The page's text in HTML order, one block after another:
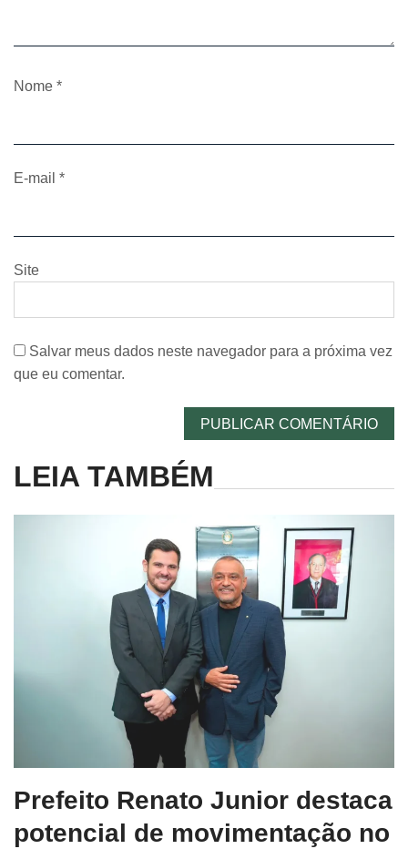
Nome *
E-mail *
Site
Salvar meus dados neste navegador para a próxima vez
que eu comentar.
LEIA TAMBÉM
Prefeito Renato Junior destaca
potencial de movimentação no